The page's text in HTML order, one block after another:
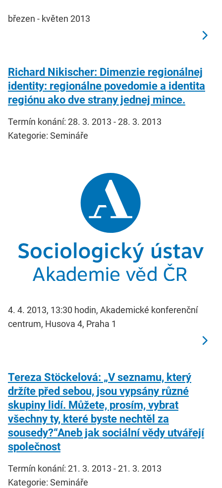
březen - květen 2013
Richard Nikischer: Dimenzie regionálnej
identity: regionálne povedomie a identita
regiónu ako dve strany jednej mince.
Termín konání: 28. 3. 2013 - 28. 3. 2013
Kategorie: Semináře
4. 4. 2013, 13:30 hodin, Akademické konferenční
centrum, Husova 4, Praha 1
Tereza Stöckelová: „V seznamu, který
držíte před sebou, jsou vypsány různé
skupiny lidí. Můžete, prosím, vybrat
všechny ty, které byste nechtěl za
sousedy?“Aneb jak sociální vědy utvářejí
společnost
Termín konání: 21. 3. 2013 - 21. 3. 2013
Kategorie: Semináře